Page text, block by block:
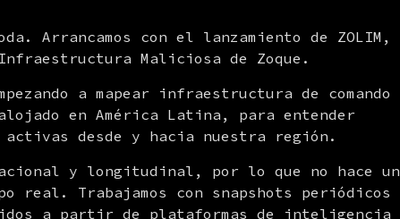
Arrancamos con el lanzamiento de ZOLIM,
Maliciosa de Zoque.
a mapear infraestructura de comando
en América Latina, para entender
activas desde y hacia nuestra región.
y longitudinal, por lo que no hace un
real. Trabajamos con snapshots periódicos
a partir de plataformas de inteligencia